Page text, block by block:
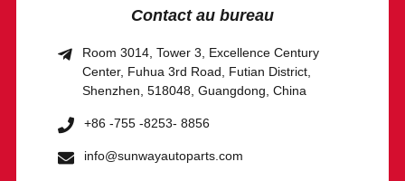
Contact au bureau
Room 3014, Tower 3, Excellence Century
Center, Fuhua 3rd Road, Futian District,
Shenzhen, 518048, Guangdong, China
+86 -755 -8253- 8856
info@sunwayautoparts.com